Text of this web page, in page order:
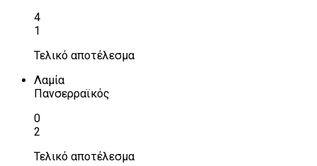
4
1
Τελικό αποτέλεσμα
Λαμία
Πανσερραϊκός
0
2
Τελικό αποτέλεσμα